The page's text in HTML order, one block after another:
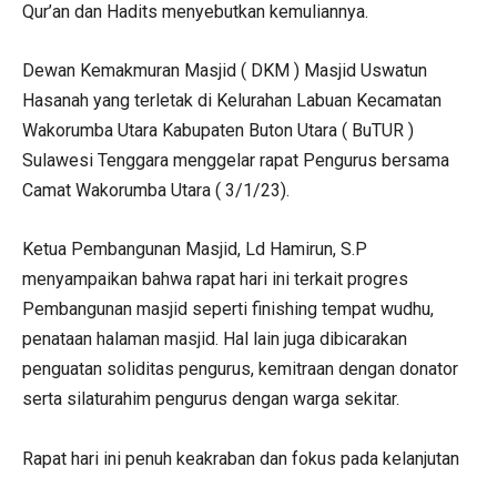
Qur’an dan Hadits menyebutkan kemuliannya.
Dewan Kemakmuran Masjid ( DKM ) Masjid Uswatun
Hasanah yang terletak di Kelurahan Labuan Kecamatan
Wakorumba Utara Kabupaten Buton Utara ( BuTUR )
Sulawesi Tenggara menggelar rapat Pengurus bersama
Camat Wakorumba Utara ( 3/1/23).
Ketua Pembangunan Masjid, Ld Hamirun, S.P
menyampaikan bahwa rapat hari ini terkait progres
Pembangunan masjid seperti finishing tempat wudhu,
penataan halaman masjid. Hal lain juga dibicarakan
penguatan soliditas pengurus, kemitraan dengan donator
serta silaturahim pengurus dengan warga sekitar.
Rapat hari ini penuh keakraban dan fokus pada kelanjutan